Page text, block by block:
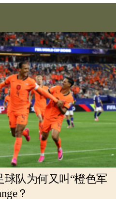
球队为何又叫“橙色军
？